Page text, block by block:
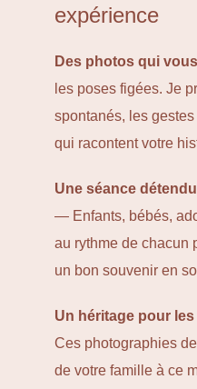
expérience
Des photos qui
les poses figées. Je
spontanés, les
qui racontent votre
Une séance
— Enfants, bébés,
au rythme de chacun
un bon souvenir en
Un héritage pour
Ces photographies
de votre famille à ce